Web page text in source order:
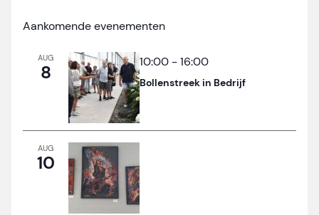
Aankomende evenementen
AUG
8 10:00 -16:00
Bollenstreek in Bedrijf
AUG
10